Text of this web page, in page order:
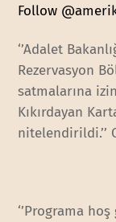
Follow
‘’Adalet
Rezervasyon
satmalarına
Kıkırdayan
nitelendirildi.’’
‘’Programa